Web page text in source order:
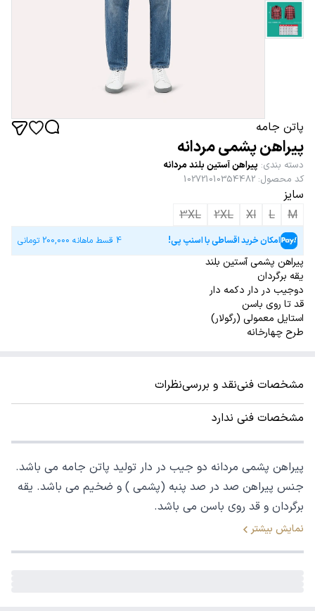
پاتن جامه
پیراهن پشمی مردانه
دسته بندی: پیراهن آستین بلند مردانه
کد محصول:
102721010354482
سایز
M
L
Xl
2XL
3XL
امکان خرید اقساطی با اسنپ پی! 4 قسط ماهانه 200,000 تومانی
پیراهن پشمی آستین بلند
یقه برگردان
دوجیب در دار دکمه دار
قد تا روی باسن
استایل معمولی (رگولار)
طرح چهارخانه
مشخصات فنینقد و بررسینظرات
مشخصات فنی ندارد
پیراهن پشمی مردانه دو جیب در دار تولید پاتن جامه می باشد.
جنس پیراهن صد در صد پنبه (پشمی ) و ضخیم می باشد. یقه
برگردان و قد روی باسن می باشد.
نمایش بیشتر